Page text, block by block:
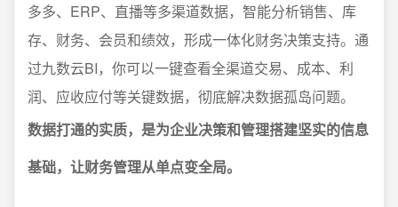
多多、ERP、直播等多渠道数据，智能分析销售、库
存、财务、会员和绩效，形成一体化财务决策支持。通
过九数云BI，你可以一键查看全渠道交易、成本、利
润、应收应付等关键数据，彻底解决数据孤岛问题。
数据打通的实质，是为企业决策和管理搭建坚实的信息
基础，让财务管理从单点变全局。